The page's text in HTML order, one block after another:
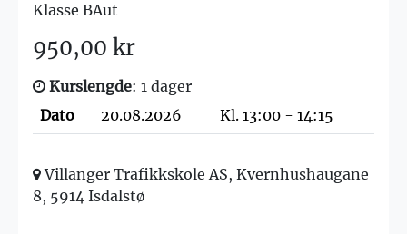
Klasse BAut
950,00 kr
Kurslengde: 1 dager
Dato
20.08.2026 Kl. 13:00 - 14:15
Villanger Trafikkskole AS, Kvernhushaugane
8, 5914 Isdalstø